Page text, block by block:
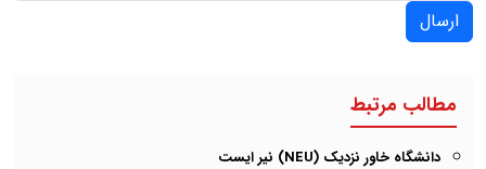
ارسال
مطالب مرتبط
دانشگاه خاور نزدیک (NEU) نیر ایست